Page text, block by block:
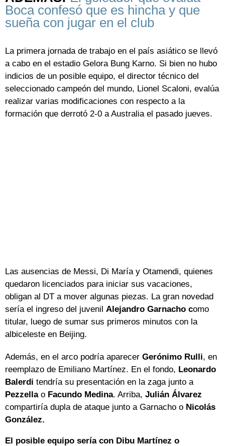
Boca confesó que es hincha y que
sueña con jugar en el club
La primera jornada de trabajo en el país asiático se llevó
a cabo en el estadio Gelora Bung Karno. Si bien no hubo
indicios de un posible equipo, el director técnico del
seleccionado campeón del mundo, Lionel Scaloni, evalúa
realizar varias modificaciones con respecto a la
formación que derrotó 2-0 a Australia el pasado jueves.
Las ausencias de Messi, Di María y Otamendi, quienes
quedaron licenciados para iniciar sus vacaciones,
obligan al DT a mover algunas piezas. La gran novedad
sería el ingreso del juvenil Alejandro Garnacho como
titular, luego de sumar sus primeros minutos con la
albiceleste en Beijing.
Además, en el arco podría aparecer Gerónimo Rulli, en
reemplazo de Emiliano Martínez. En el fondo, Leonardo
Balerdi tendría su presentación en la zaga junto a
Pezzella o Facundo Medina. Arriba, Julián Álvarez
compartiría dupla de ataque junto a Garnacho o Nicolás
González.
El posible equipo sería con Dibu Martínez o